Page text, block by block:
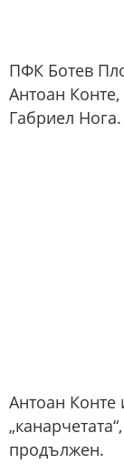
ПФК Ботев
Антоан
Габриел Нога.
Антоан Конте
продължен.